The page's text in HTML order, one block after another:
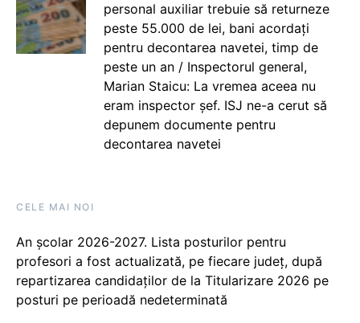
personal auxiliar trebuie să returneze
peste 55.000 de lei, bani acordați
pentru decontarea navetei, timp de
peste un an / Inspectorul general,
Marian Staicu: La vremea aceea nu
eram inspector șef. ISJ ne-a cerut să
depunem documente pentru
decontarea navetei
CELE MAI NOI
An școlar 2026-2027. Lista posturilor pentru
profesori a fost actualizată, pe fiecare județ, după
repartizarea candidaților de la Titularizare 2026 pe
posturi pe perioadă nedeterminată